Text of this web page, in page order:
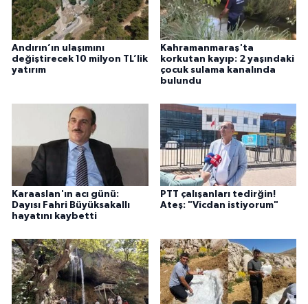
Andırın’ın ulaşımını
değiştirecek 10 milyon TL’lik
yatırım
Kahramanmaraş'ta
korkutan kayıp: 2 yaşındaki
çocuk sulama kanalında
bulundu
Karaaslan'ın acı günü:
Dayısı Fahri Büyüksakallı
hayatını kaybetti
PTT çalışanları tedirğin!
Ateş: "Vicdan istiyorum"